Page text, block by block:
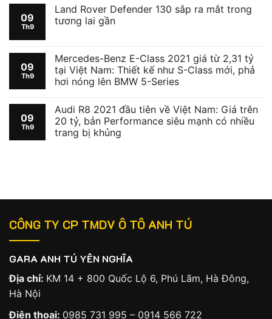
09
Th9
Land Rover Defender 130 sắp ra mắt trong
tương lai gần
09
Th9
Mercedes-Benz E-Class 2021 giá từ 2,31 tỷ
tại Việt Nam: Thiết kế như S-Class mới, phả
hơi nóng lên BMW 5-Series
09
Th9
Audi R8 2021 đầu tiên về Việt Nam: Giá trên
20 tỷ, bản Performance siêu mạnh có nhiều
trang bị khủng
CÔNG TY CP TMDV Ô TÔ ANH TÚ
GARA ANH TÚ YÊN NGHĨA
Địa chỉ: KM 14 + 800 Quốc Lộ 6, Phú Lãm, Hà Đông,
Hà Nội
Điện thoại: 0985 731 995 – 0914 566 722